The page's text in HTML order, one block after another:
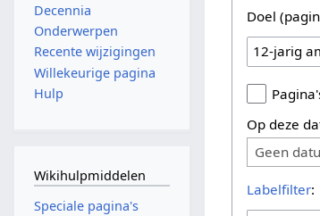
Doel
Op deze
Geen
Labelfilter:
Decennia
Onderwerpen
Recente wijzigingen
Willekeurige pagina
Hulp
Wikihulpmiddelen
Speciale pagina's